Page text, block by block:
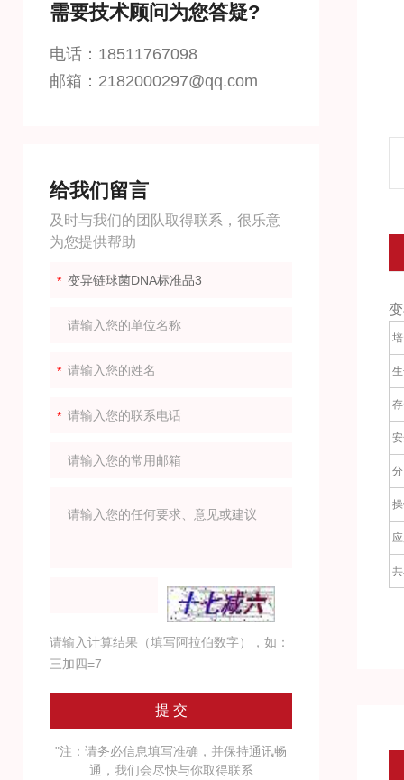
需要技术顾问为您答疑?
电话：18511767098
邮箱：2182000297@qq.com
给我们留言
及时与我们的团队取得联系，很乐意
为您提供帮助
请输入计算结果（填写阿拉伯数字），如：
三加四=7
"注：请务必信息填写准确，并保持通讯畅
通，我们会尽快与你取得联系